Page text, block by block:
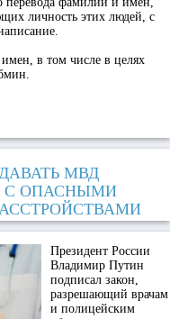
личность этих людей, с
в том числе в целях
МВД
С ОПАСНЫМИ
Президент России
Владимир Путин
подписал закон,
разрешающий врачам
и полицейским